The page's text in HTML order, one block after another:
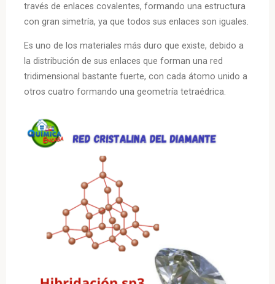
través de enlaces covalentes, formando una estructura
con gran simetría, ya que todos sus enlaces son iguales.
Es uno de los materiales más duro que existe, debido a
la distribución de sus enlaces que forman una red
tridimensional bastante fuerte, con cada átomo unido a
otros cuatro formando una geometría tetraédrica.